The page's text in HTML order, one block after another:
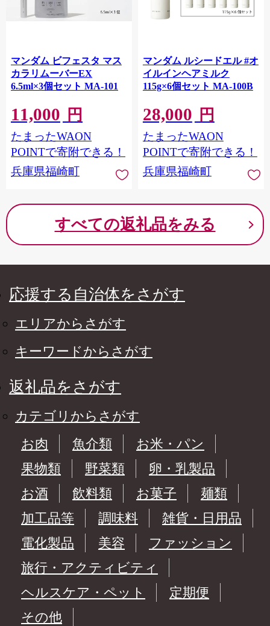
マンダム ビフェスタ マス
カラリムーバーEX
6.5ml×3個セット MA-101
11,000 円
たまったWAON
POINTで寄附できる！
兵庫県福崎町
マンダム ルシードエル #オ
イルインヘアミルク
115g×6個セット MA-100B
28,000 円
たまったWAON
POINTで寄附できる！
兵庫県福崎町
すべての返礼品をみる
応援する自治体をさがす
エリアからさがす
キーワードからさがす
返礼品をさがす
カテゴリからさがす
お肉
魚介類
お米・パン
果物類
野菜類
卵・乳製品
お酒
飲料類 お菓子
麺類
加工品等
調味料
雑貨・日用品
電化製品
美容
ファッション
旅行・アクティビティ
ヘルスケア・ペット
定期便
その他